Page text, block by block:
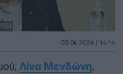
03.06.2026 | 14:14
Λίνα Μενδώνη,